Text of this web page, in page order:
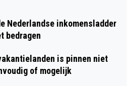
Nederlandse inkomensladder
bedragen
is pinnen niet
of mogelijk